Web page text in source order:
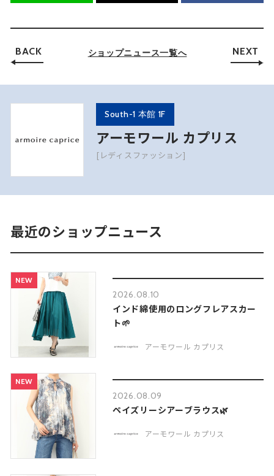
BACK ショップニュース一覧へ NEXT
South-1 本館 1F
アーモワール カプリス
[レディスファッション]
最近のショップニュース
NEW
2026.08.10
インド綿使用のロングフレアスカー
ト🌱
アーモワール カプリス
NEW
2026.08.09
ペイズリーシアーブラウス🌿
アーモワール カプリス